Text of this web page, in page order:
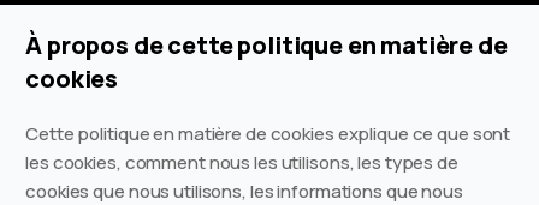
À propos de cette politique en matière de
cookies
Cette politique en matière de cookies explique ce que sont
les cookies, comment nous les utilisons, les types de
cookies que nous utilisons, les informations que nous